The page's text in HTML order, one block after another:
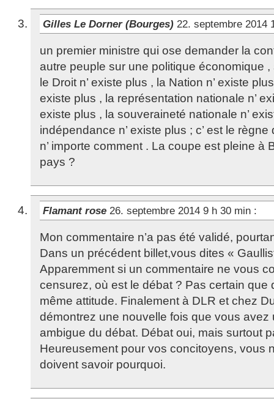
Gilles Le Dorner (Bourges) 22. septembre 2014
un premier ministre qui ose demander la
autre peuple sur une politique économique
le Droit n’ existe plus , la Nation n’ existe
existe plus , la représentation nationale n’
existe plus , la souveraineté nationale n’
indépendance n’ existe plus ; c’ est le règne
n’ importe comment . La coupe est pleine à
pays ?
Flamant rose 26. septembre 2014 9 h 30 min :
Mon commentaire n’a pas été validé,
Dans un précédent billet,vous dites «
Apparemment si un commentaire ne vous
censurez, où est le débat ? Pas certain que
même attitude. Finalement à DLR et chez
démontrez une nouvelle fois que vous avez
ambigue du débat. Débat oui, mais surtout
Heureusement pour vos concitoyens, vous
doivent savoir pourquoi.